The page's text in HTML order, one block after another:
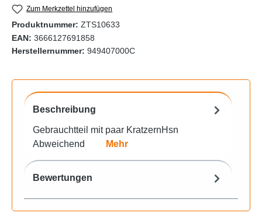
Zum Merkzettel hinzufügen
Produktnummer: ZTS10633
EAN: 3666127691858
Herstellernummer: 949407000C
Beschreibung
Gebrauchtteil mit paar KratzernHsn
Abweichend
Mehr
Bewertungen